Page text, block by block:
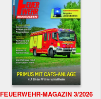
FEUERWEHR-MAGAZIN 3/2026